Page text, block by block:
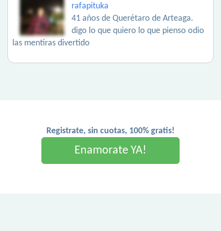
rafapituka
41 años de Querétaro de Arteaga.
digo lo que quiero lo que pienso odio
las mentiras divertido
Registrate, sin cuotas, 100% gratis!
Enamorate YA!